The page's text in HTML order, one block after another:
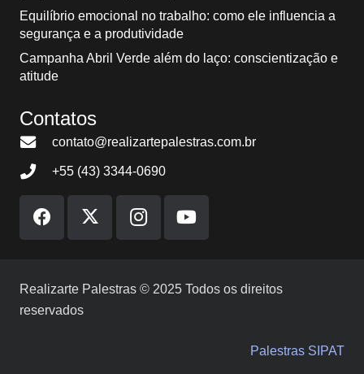
Equilíbrio emocional no trabalho: como ele influencia a
segurança e a produtividade
Campanha Abril Verde além do laço: conscientização e
atitude
Contatos
contato@realizartepalestras.com.br
+55 (43) 3344-0690
Realizarte Palestras © 2025 Todos os direitos
reservados
Palestras SIPAT